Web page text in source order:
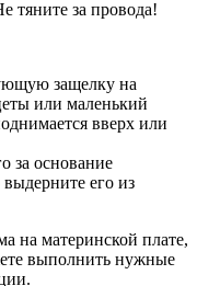
тяните за провода!
защелку на
или маленький
вверх или
за основание
его из
на материнской плате,
выполнить нужные